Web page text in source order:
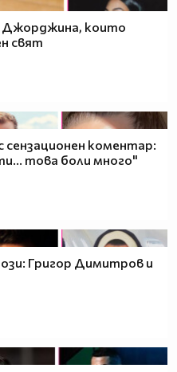
Джорджина, които
свят
сензационен коментар:
това боли много"
Григор Димитров и